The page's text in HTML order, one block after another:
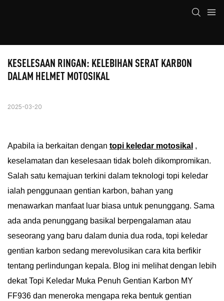
KESELESAAN RINGAN: KELEBIHAN SERAT KARBON
DALAM HELMET MOTOSIKAL
2025-03-20
Apabila ia berkaitan dengan topi keledar motosikal ,
keselamatan dan keselesaan tidak boleh dikompromikan.
Salah satu kemajuan terkini dalam teknologi topi keledar
ialah penggunaan gentian karbon, bahan yang
menawarkan manfaat luar biasa untuk penunggang. Sama
ada anda penunggang basikal berpengalaman atau
seseorang yang baru dalam dunia dua roda, topi keledar
gentian karbon sedang merevolusikan cara kita berfikir
tentang perlindungan kepala. Blog ini melihat dengan lebih
dekat Topi Keledar Muka Penuh Gentian Karbon MY
FF936 dan meneroka mengapa reka bentuk gentian